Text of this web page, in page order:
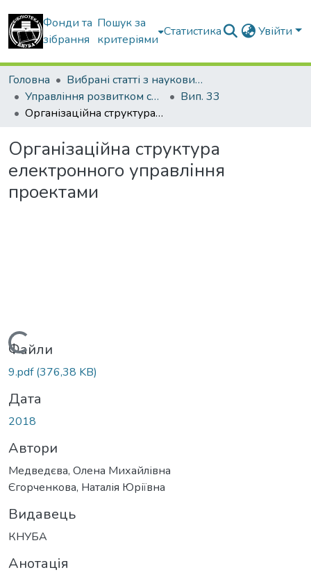
Фонди та
зібрання
Пошук за
критеріями
Статистика Увійти
Головна
Вибрані статті з наукових збірників КНУБА
Управління розвитком складних систем
Вип. 33
Організаційна структура електронного управління проектами
Організаційна структура
електронного управління
проектами
Вантажиться...
Файли
9.pdf(376,38 KB)
Дата
2018
Автори
Медведєва, Олена Михайлівна
Єгорченкова, Наталія Юріївна
Видавець
КНУБА
Анотація